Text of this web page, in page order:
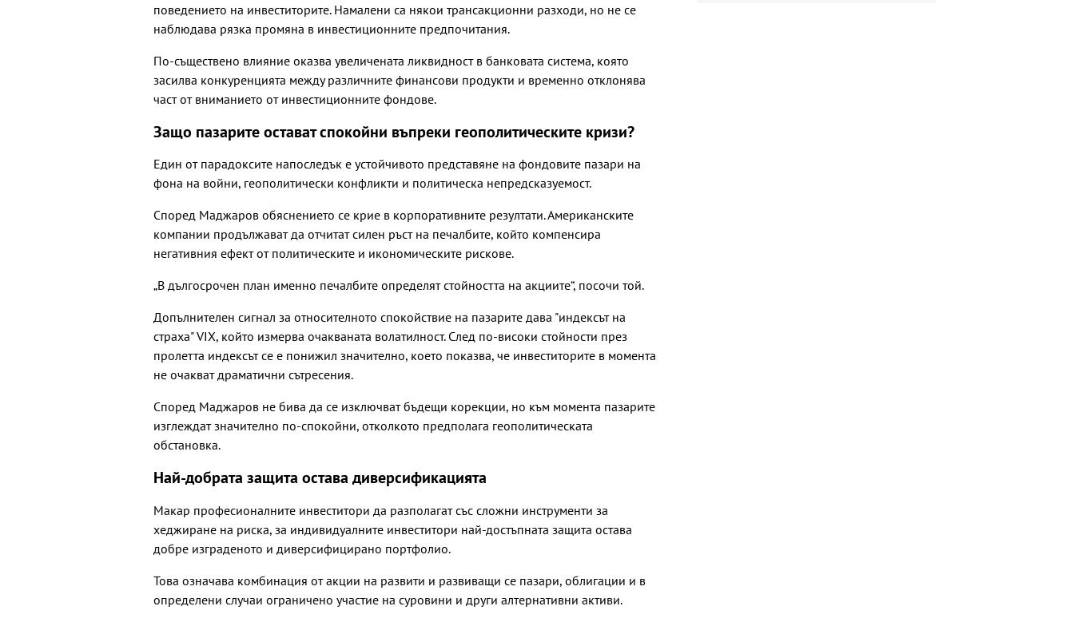
поведението на инвеститорите. Намалени са някои трансакционни разходи, но не се
наблюдава рязка промяна в инвестиционните предпочитания.
По-съществено влияние оказва увеличената ликвидност в банковата система, която
засилва конкуренцията между различните финансови продукти и временно отклонява
част от вниманието от инвестиционните фондове.
Защо пазарите остават спокойни въпреки геополитическите кризи?
Един от парадоксите напоследък е устойчивото представяне на фондовите пазари на
фона на войни, геополитически конфликти и политическа непредсказуемост.
Според Маджаров обяснението се крие в корпоративните резултати. Американските
компании продължават да отчитат силен ръст на печалбите, който компенсира
негативния ефект от политическите и икономическите рискове.
„В дългосрочен план именно печалбите определят стойността на акциите“, посочи той.
Допълнителен сигнал за относителното спокойствие на пазарите дава "индексът на
страха" VIX, който измерва очакваната волатилност. След по-високи стойности през
пролетта индексът се е понижил значително, което показва, че инвеститорите в момента
не очакват драматични сътресения.
Според Маджаров не бива да се изключват бъдещи корекции, но към момента пазарите
изглеждат значително по-спокойни, отколкото предполага геополитическата
обстановка.
Най-добрата защита остава диверсификацията
Макар професионалните инвеститори да разполагат със сложни инструменти за
хеджиране на риска, за индивидуалните инвеститори най-достъпната защита остава
добре изграденото и диверсифицирано портфолио.
Това означава комбинация от акции на развити и развиващи се пазари, облигации и в
определени случаи ограничено участие на суровини и други алтернативни активи.